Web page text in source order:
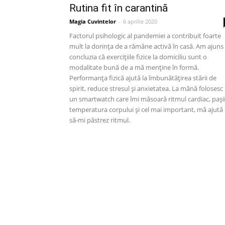
Rutina fit în carantină
Magia Cuvintelor - 6 aprilie 2020
Factorul psihologic al pandemiei a contribuit foarte
mult la dorința de a rămâne activă în casă. Am ajuns
concluzia că exercițiile fizice la domiciliu sunt o
modalitate bună de a mă menține în formă.
Performanța fizică ajută la îmbunătățirea stării de
spirit, reduce stresul și anxietatea. La mână folosesc
un smartwatch care îmi măsoară ritmul cardiac,
temperatura corpului și cel mai important, mă ajută
să-mi păstrez ritmul.